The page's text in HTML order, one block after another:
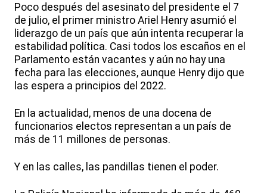
Poco después del asesinato del presidente el 7
de julio, el primer ministro Ariel Henry asumió el
liderazgo de un país que aún intenta recuperar la
estabilidad política. Casi todos los escaños en el
Parlamento están vacantes y aún no hay una
fecha para las elecciones, aunque Henry dijo que
las espera a principios del 2022.
En la actualidad, menos de una docena de
funcionarios electos representan a un país de
más de 11 millones de personas.
Y en las calles, las pandillas tienen el poder.